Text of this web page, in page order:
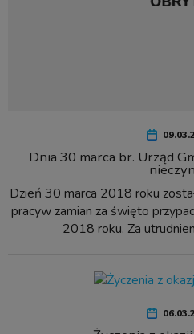
Dnia 30 marca br. Urząd
Dzień 30 marca 2018 roku
pracyw zamian za święto
2018 roku. Za